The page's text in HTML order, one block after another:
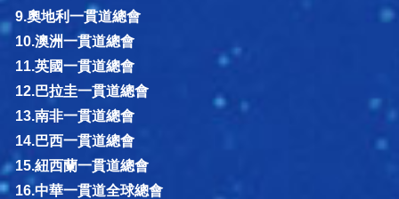
9.奧地利一貫道總會
10.澳洲一貫道總會
11.英國一貫道總會
12.巴拉圭一貫道總會
13.南非一貫道總會
14.巴西一貫道總會
15.紐西蘭一貫道總會
16.中華一貫道全球總會